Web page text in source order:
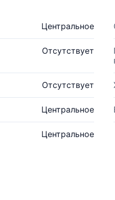
Центральное
Отсутствует
Отсутствует
Центральное
Центральное